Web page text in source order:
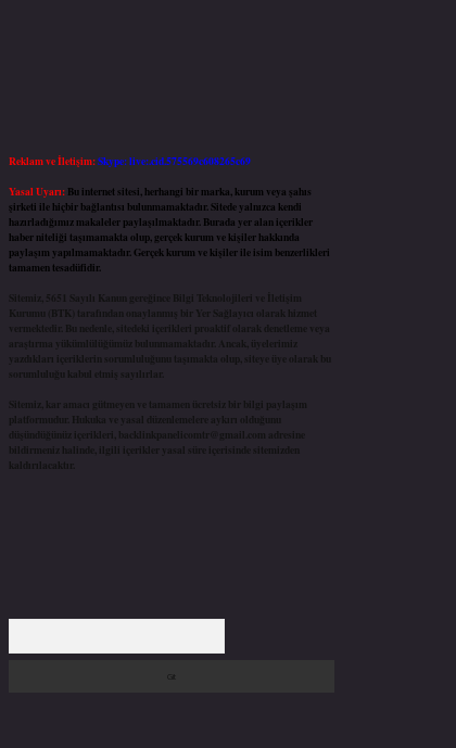
Reklam ve İletişim:Skype: live:.cid.575569c608265c69
Yasal Uyarı: Bu internet sitesi, herhangi bir marka, kurum veya şahıs
şirketi ile hiçbir bağlantısı bulunmamaktadır. Sitede yalnızca kendi
hazırladığımız makaleler paylaşılmaktadır. Burada yer alan içerikler
haber niteliği taşımamakta olup, gerçek kurum ve kişiler hakkında
paylaşım yapılmamaktadır. Gerçek kurum ve kişiler ile isim benzerlikleri
tamamen tesadüfidir.
Sitemiz, 5651 Sayılı Kanun gereğince Bilgi Teknolojileri ve İletişim
Kurumu (BTK) tarafından onaylanmış bir Yer Sağlayıcı olarak hizmet
vermektedir. Bu nedenle, sitedeki içerikleri proaktif olarak denetleme veya
araştırma yükümlülüğümüz bulunmamaktadır. Ancak, üyelerimiz
yazdıkları içeriklerin sorumluluğunu taşımakta olup, siteye üye olarak bu
sorumluluğu kabul etmiş sayılırlar.
Sitemiz, kar amacı gütmeyen ve tamamen ücretsiz bir bilgi paylaşım
platformudur. Hukuka ve yasal düzenlemelere aykırı olduğunu
düşündüğünüz içerikleri, backlinkpanelicomtr@gmail.com adresine
bildirmeniz halinde, ilgili içerikler yasal süre içerisinde sitemizden
kaldırılacaktır.